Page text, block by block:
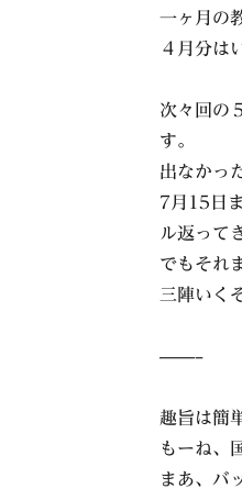
一ヶ月の
４月分は
次々回の
す。
出なかっ
7月15日
ル返って
でもそれ
三陣いく
——–
趣旨は簡
もーね、
まあ、バ